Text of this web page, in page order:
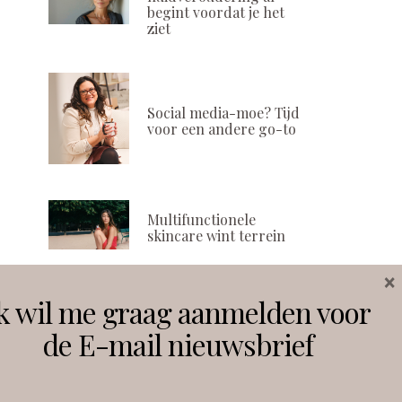
begint voordat je het
ziet
Social media-moe? Tijd
voor een andere go-to
Multifunctionele
skincare wint terrein
Volg ons
wil me graag aanmelden voor
de E-mail nieuwsbrief
×